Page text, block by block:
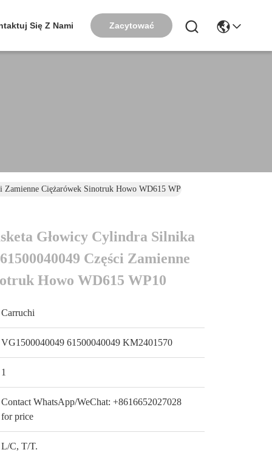
Się Z Nami Zacytować
Ciężarówek Sinotruk Howo WD615 WP10
Głowicy Cylindra Silnika
Części Zamienne
Howo WD615 WP10
Carruchi
VG1500040049 61500040049 KM2401570
1
Contact WhatsApp/WeChat: +8616652027028
for price
L/C, T/T.